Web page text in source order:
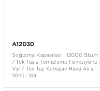
A12D30
Soğutma Kapasitesi : 12000 Btu/h
/ Tek Tuşla Temizleme Fonksiyonu :
Var / Tek Tuş Yumuşak Hava Akışı
Yönü : Var